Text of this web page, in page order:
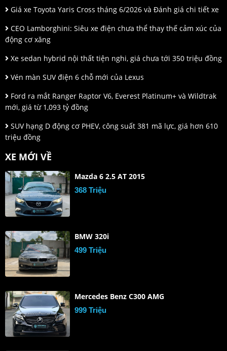
Giá xe Toyota Yaris Cross tháng 6/2026 và Đánh giá chi tiết xe
CEO Lamborghini: Siêu xe điện chưa thể thay thế cảm xúc của
động cơ xăng
Xe sedan hybrid nội thất tiện nghi, giá chưa tới 350 triệu đồng
Vén màn SUV điện 6 chỗ mới của Lexus
Ford ra mắt Ranger Raptor V6, Everest Platinum+ và Wildtrak
mới, giá từ 1,093 tỷ đồng
SUV hạng D động cơ PHEV, công suất 381 mã lực, giá hơn 610
triệu đồng
XE MỚI VỀ
Mazda 6 2.5 AT 2015
368 Triệu
BMW 320i
499 Triệu
Mercedes Benz C300 AMG
999 Triệu